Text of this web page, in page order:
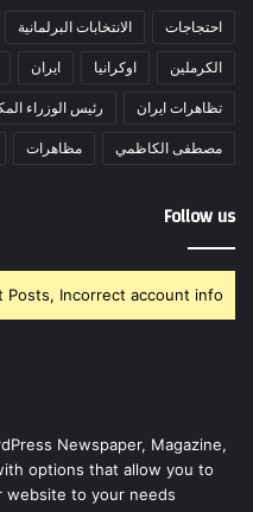
احتجاجات الانتخابات البرلمانية
الكرملين اوكرانيا ايران
تظاهرات ايران رئيس الوزراء
مصطفى الكاظمي مظاهرات
Follow us
Posts, Incorrect account info.
Newspaper, Magazine,
options that allow you to
to your needs.